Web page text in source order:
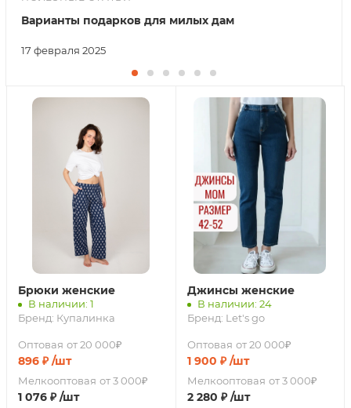
17 февраля 2025
Варианты подарков для милых дам
Брюки женские
В наличии: 1
Бренд: Купалинка
Оптовая от 20 000₽
896 ₽ /шт
Мелкооптовая от 3 000₽
1 076 ₽ /шт
Джинсы женские
В наличии: 24
Бренд: Let's go
Оптовая от 20 000₽
1 900 ₽ /шт
Мелкооптовая от 3 000₽
2 280 ₽ /шт